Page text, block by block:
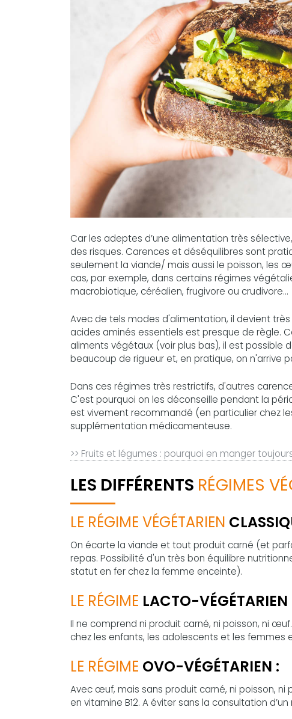
Car les adeptes d’une alimentation très
des risques. Carences et déséquilibres sont
seulement la viande/ mais aussi le poisson, les
cas, par exemple, dans certains régimes
macrobiotique, céréalien, frugivore ou crudivore...
Avec de tels modes d'alimentation, il devient
acides aminés essentiels est presque de règle.
aliments végétaux (voir plus bas), il est possible
beaucoup de rigueur et, en pratique, on n'arrive
Dans ces régimes très restrictifs, d'autres
C'est pourquoi on les déconseille pendant la
est vivement recommandé (en particulier chez
supplémentation médicamenteuse.
>> Fruits et légumes : pourquoi en manger
LES DIFFÉRENTS RÉGIMES
LE RÉGIME VÉGÉTARIEN
On écarte la viande et tout produit carné (et
repas. Possibilité d'un très bon équilibre
statut en fer chez la femme enceinte).
LE RÉGIME LACTO-VÉGÉTARIEN
Il ne comprend ni produit carné, ni poisson, ni
chez les enfants, les adolescents et les femmes
LE RÉGIME OVO-VÉGÉTARIEN :
Avec œuf, mais sans produit carné, ni poisson,
en vitamine B12. A éviter sans la consultation